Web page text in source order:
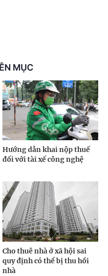
MỤC
Hướng dẫn khai nộp thuế
đối với tài xế công nghệ
Cho thuê nhà ở xã hội sai
quy định có thể bị thu hồi
nhà